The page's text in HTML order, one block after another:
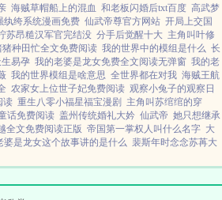
海贼草帽船上的混血 和老板闪婚后txt百度 高武梦
纨绔系统漫画免费 仙武帝尊官方网站 开局上交国
苏昂糙汉军官完结没 分手后觉醒十大 主角叫叶修
猪种田忙全文免费阅读 我的世界中的模组是什么 长
易孕 我的老婆是龙女免费全文阅读无弹窗 我的老
我的世界模组是啥意思 全世界都在对我 海贼王航
农家女上位世子妃免费阅读 观察小兔子的观察日
读 重生八零小福星福宝漫剧
主角叫苏绾绾的穿
话免费阅读 盖州传统婚礼大妗 仙武帝 她只想继承
全文免费阅读正版 帝国第一掌权人叫什么名字 大
婆是龙女这个故事讲的是什么 裴斯年时念念苏苒大